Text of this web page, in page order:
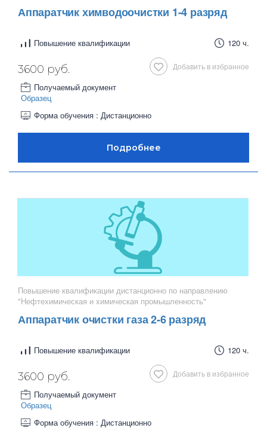
Аппаратчик химводоочистки 1-4 разряд
Повышение квалификации 120 ч.
Добавить в избранное
3600 руб.
Получаемый документ
Образец
Форма обучения : Дистанционно
Повышение квалификации дистанционно по направлению
"Нефтехимическая и химическая промышленность"
Аппаратчик очистки газа 2-6 разряд
Повышение квалификации 120 ч.
Добавить в избранное
3600 руб.
Получаемый документ
Образец
Форма обучения : Дистанционно